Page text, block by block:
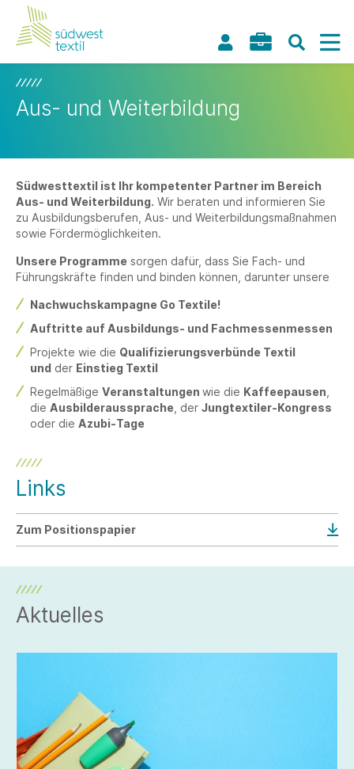
Aus- und Weiterbildung
Südwesttextil ist Ihr kompetenter Partner im Bereich
Aus- und Weiterbildung. Wir beraten und informieren Sie
zu Ausbildungsberufen, Aus- und Weiterbildungsmaßnahmen
sowie Fördermöglichkeiten.
Unsere Programme sorgen dafür, dass Sie Fach- und
Führungskräfte finden und binden können, darunter unsere
Nachwuchskampagne Go Textile!
Auftritte auf Ausbildungs- und Fachmessenmessen
Projekte wie die Qualifizierungsverbünde Textil
und der Einstieg Textil
Regelmäßige Veranstaltungen wie die Kaffeepausen
die Ausbilderaussprache , der Jungtextiler-Kongress
oder die Azubi-Tage
Links
Zum Positionspapier
Aktuelles